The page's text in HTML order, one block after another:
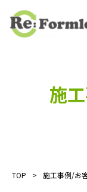
施
TOP 施工事例/お